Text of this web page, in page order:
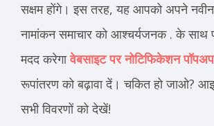
सक्षम होंगे। इस तरह, यह आपको अपने
नामांकन समाचार को आश्चर्यजनक . के साथ
मदद करेगावेबसाइट पर नोटिफिकेशन पॉपअप
रूपांतरण को बढ़ावा दें। चकित हो जाओ?
सभी विवरणों को देखें!